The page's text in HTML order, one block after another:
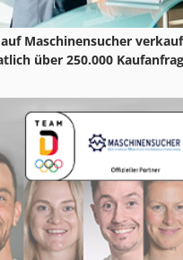
Maschinensucher
über 250.000